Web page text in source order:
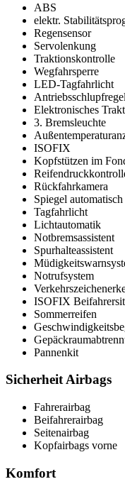
ABS
elektr.
Regensensor
Servolenkung
Traktionskontrolle
Wegfahrsperre
LED-Tagfahrlicht
Elektronisches
3. Bremsleuchte
ISOFIX
Kopfstützen im
Rückfahrkamera
Spiegel
Tagfahrlicht
Lichtautomatik
Notbremsassistent
Spurhalteassistent
Notrufsystem
ISOFIX
Sommerreifen
Pannenkit
Sicherheit Airbags
Fahrerairbag
Beifahrerairbag
Seitenairbag
Kopfairbags vorne
Komfort